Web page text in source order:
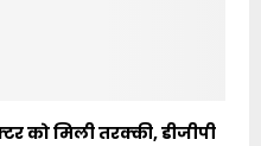
को मिली तरक्की, डीजीपी